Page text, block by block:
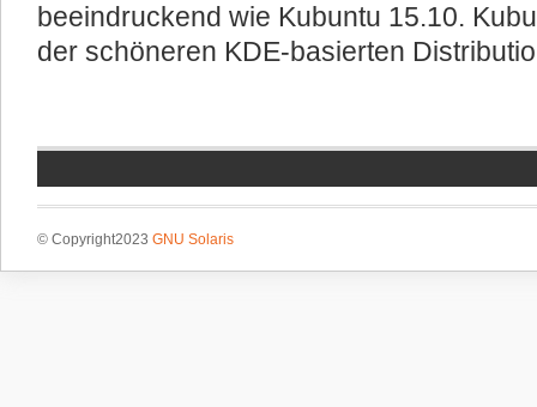
beeindruckend wie Kubuntu 15.10.
der schöneren KDE-basierten
© Copyright2023 GNU Solaris